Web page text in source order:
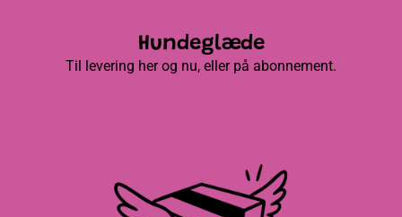
Hundeglæde
Til levering her og nu, eller på abonnement.